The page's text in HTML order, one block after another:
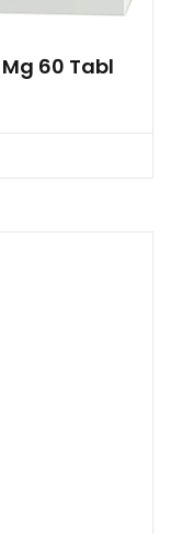
60 Tabl